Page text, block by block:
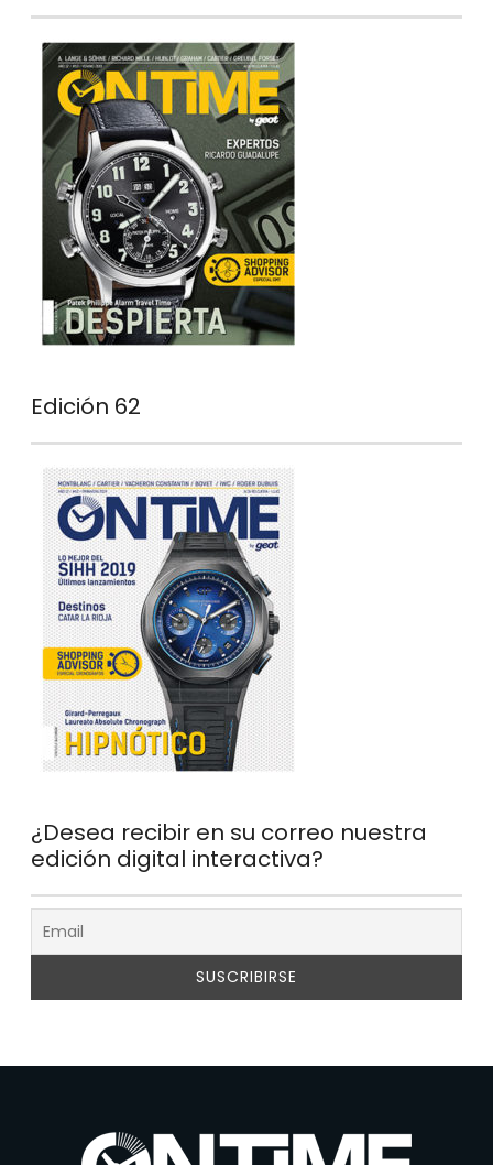
Edición 62
¿Desea recibir en su correo nuestra
edición digital interactiva?